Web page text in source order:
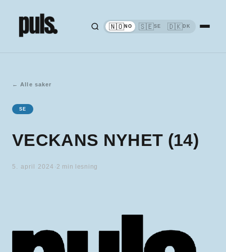
🇳🇴NO 🇸🇪SE 🇩🇰DK
← Alle saker
SE
VECKANS NYHET (14)
5. april 2024 2 min lesning